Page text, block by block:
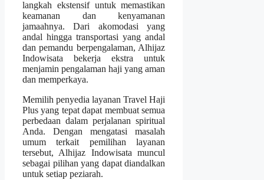
langkah ekstensif untuk memastikan
keamanan dan kenyamanan
jamaahnya. Dari akomodasi yang
andal hingga transportasi yang andal
dan pemandu berpengalaman, Alhijaz
Indowisata bekerja ekstra untuk
menjamin pengalaman haji yang aman
dan memperkaya.
Memilih penyedia layanan Travel Haji
Plus yang tepat dapat membuat semua
perbedaan dalam perjalanan spiritual
Anda. Dengan mengatasi masalah
umum terkait pemilihan layanan
tersebut, Alhijaz Indowisata muncul
sebagai pilihan yang dapat diandalkan
untuk setiap peziarah.